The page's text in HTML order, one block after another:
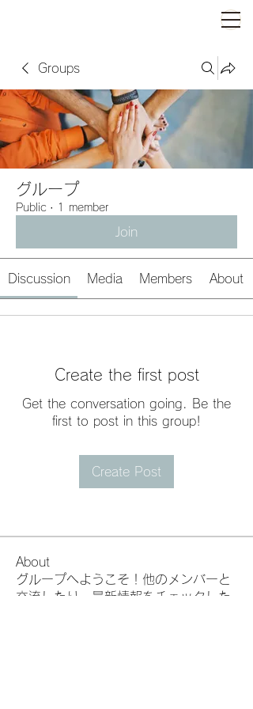
Groups
グループ
Public · 1 member
Join
Discussion Media Members About
Create the first post
Get the conversation going. Be the
first to post in this group!
Create Post
About
グループへようこそ！他のメンバーと
交流したり、最新情報をチェックした